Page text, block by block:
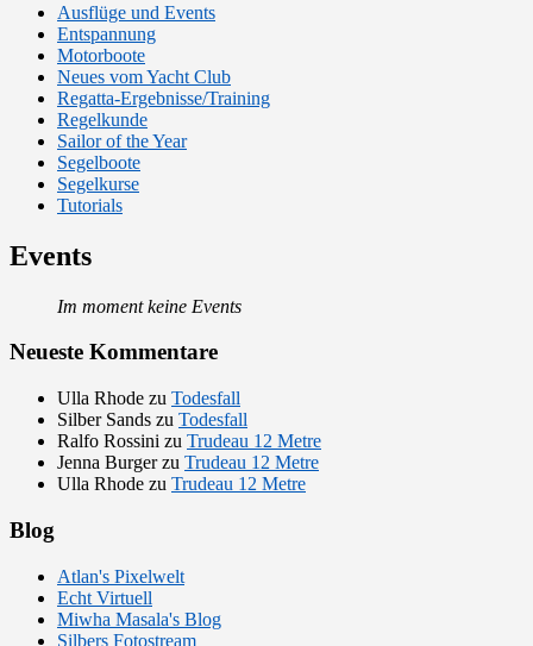
Ausflüge und Events
Entspannung
Motorboote
Neues vom Yacht Club
Regatta-Ergebnisse/Training
Regelkunde
Sailor of the Year
Segelboote
Segelkurse
Tutorials
Events
Im moment keine Events
Neueste Kommentare
Ulla Rhode zu Todesfall
Silber Sands zu Todesfall
Ralfo Rossini zu Trudeau 12 Metre
Jenna Burgerzu Trudeau 12 Metre
Ulla Rhode zu Trudeau 12 Metre
Blog
Atlan's Pixelwelt
Echt Virtuell
Miwha Masala's Blog
Silbers Fotostream